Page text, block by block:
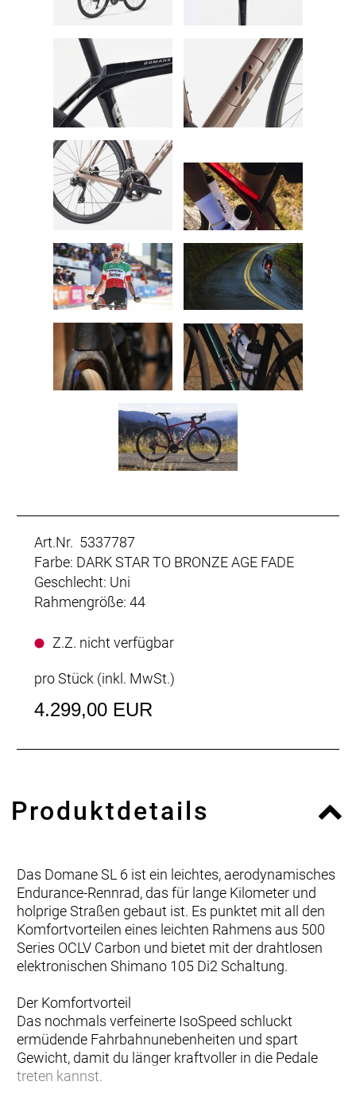
Art.Nr. 5337787
Farbe: DARK STAR TO BRONZE AGE FADE
Geschlecht: Uni
Rahmengröße: 44
Z.Z. nicht verfügbar
pro Stück (inkl. MwSt.)
4.299,00 EUR
Produktdetails
Das Domane SL 6 ist ein leichtes, aerodynamisches
Endurance-Rennrad, das für lange Kilometer und
holprige Straßen gebaut ist. Es punktet mit all den
Komfortvorteilen eines leichten Rahmens aus 500
Series OCLV Carbon und bietet mit der drahtlosen
elektronischen Shimano 105 Di2 Schaltung.
Der Komfortvorteil
Das nochmals verfeinerte IsoSpeed schluckt
ermüdende Fahrbahnunebenheiten und spart
Gewicht, damit du länger kraftvoller in die Pedale
treten kannst.